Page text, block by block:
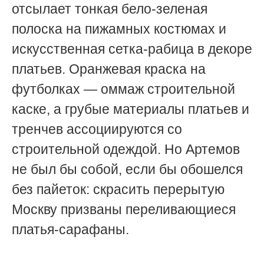
отсылает тонкая бело-зеленая
полоска на пижамных костюмах и
искусственная сетка-рабица в декоре
платьев. Оранжевая краска на
футболках — оммаж строительной
каске, а грубые материалы платьев и
тренчев ассоциируются со
строительной одеждой. Но Артемов
не был бы собой, если бы обошелся
без пайеток: скрасить перерытую
Москву призваны переливающиеся
платья-сарафаны.